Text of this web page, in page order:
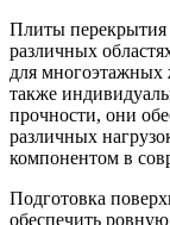
Плиты
различных
для многоэтажных
также
прочности, они
различных
компонентом в
Подготовка
обеспечить